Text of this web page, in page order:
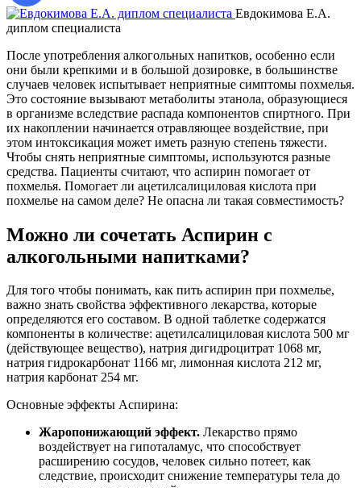
Евдокимова Е.А.
диплом специалиста
После употребления алкогольных напитков, особенно если
они были крепкими и в большой дозировке, в большинстве
случаев человек испытывает неприятные симптомы похмелья.
Это состояние вызывают метаболиты этанола, образующиеся
в организме вследствие распада компонентов спиртного. При
их накоплении начинается отравляющее воздействие, при
этом интоксикация может иметь разную степень тяжести.
Чтобы снять неприятные симптомы, используются разные
средства. Пациенты считают, что аспирин помогает от
похмелья. Помогает ли ацетилсалициловая кислота при
похмелье на самом деле? Не опасна ли такая совместимость?
Можно ли сочетать Аспирин с
алкогольными напитками?
Для того чтобы понимать, как пить аспирин при похмелье,
важно знать свойства эффективного лекарства, которые
определяются его составом. В одной таблетке содержатся
компоненты в количестве: ацетилсалициловая кислота 500 мг
(действующее вещество), натрия дигидроцитрат 1068 мг,
натрия гидрокарбонат 1166 мг, лимонная кислота 212 мг,
натрия карбонат 254 мг.
Основные эффекты Аспирина:
Жаропонижающий эффект. Лекарство прямо
воздействует на гипоталамус, что способствует
расширению сосудов, человек сильно потеет, как
следствие, происходит снижение температуры тела до